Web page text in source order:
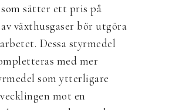
sätter ett pris på
växthusgaser bör utgöra
Dessa styrmedel
med mer
som ytterligare
mot en